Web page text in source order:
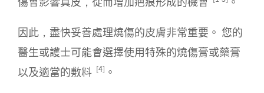
因此，盡快妥善處理燒傷的皮膚非常重要。 您的
醫生或護士可能會選擇使用特殊的燒傷膏或藥膏
以及適當的敷料 [4] 。